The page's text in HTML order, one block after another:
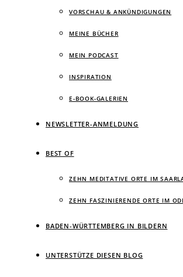
VORSCHAU & ANKÜNDIGUNGEN
MEINE BÜCHER
MEIN PODCAST
INSPIRATION
E-BOOK-GALERIEN
NEWSLETTER-ANMELDUNG
BEST OF
ZEHN MEDITATIVE ORTE IM
ZEHN FASZINIERENDE ORTE IM
BADEN-WÜRTTEMBERG IN BILDERN
UNTERSTÜTZE DIESEN BLOG